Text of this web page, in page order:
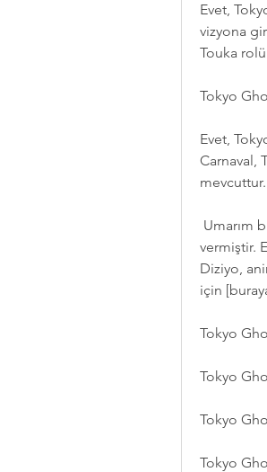
Evet,
vizyona
Touka
Tokyo
Evet,
Carnaval,
vermiştir.
Diziyo,
için
Tokyo
Tokyo
Tokyo
Tokyo